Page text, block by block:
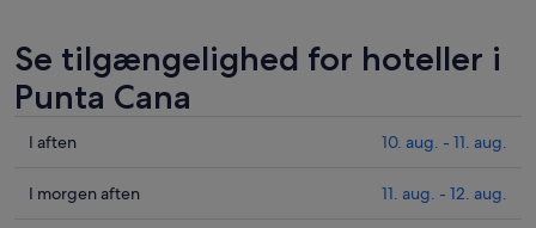
Se tilgængelighed for hoteller i
Punta Cana
Tjek
i
I aften 10. aug. - 11. aug.
Tjek
I morgen aften 11. aug. - 12. aug.